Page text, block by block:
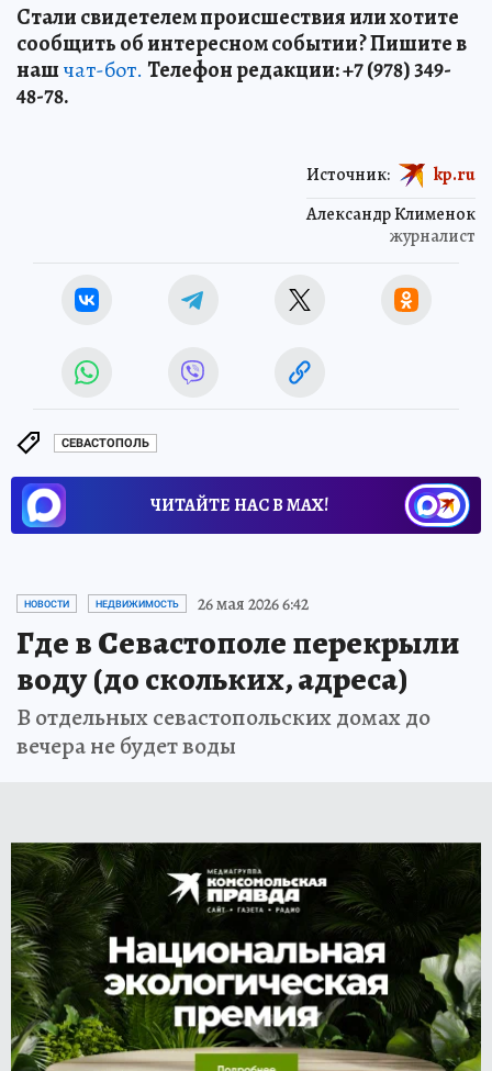
Стали свидетелем происшествия или хотите
сообщить об интересном событии? Пишите в
нашчат-бот. Телефон редакции: +7 (978) 349-
48-78.
Александр Клименок
журналист
Источник: kp.ru
СЕВАСТОПОЛЬ
ЧИТАЙТЕ НАС В МАХ!
НОВОСТИ НЕДВИЖИМОСТЬ 26 мая 2026 6:42
Где в Севастополе перекрыли
воду (до скольких, адреса)
В отдельных севастопольских домах до
вечера не будет воды